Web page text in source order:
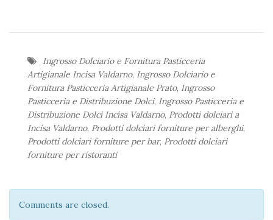
Ingrosso Dolciario e Fornitura Pasticceria
Artigianale Incisa Valdarno, Ingrosso Dolciario e
Fornitura Pasticceria Artigianale Prato, Ingrosso
Pasticceria e Distribuzione Dolci, Ingrosso Pasticceria e
Distribuzione Dolci Incisa Valdarno, Prodotti dolciari a
Incisa Valdarno, Prodotti dolciari forniture per alberghi,
Prodotti dolciari forniture per bar, Prodotti dolciari
forniture per ristoranti
Comments are closed.